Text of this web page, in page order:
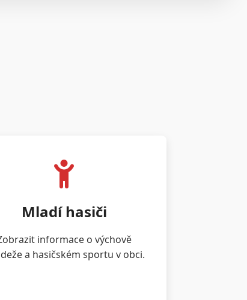
Mladí hasiči
informace o výchově
a hasičském sportu v obci.